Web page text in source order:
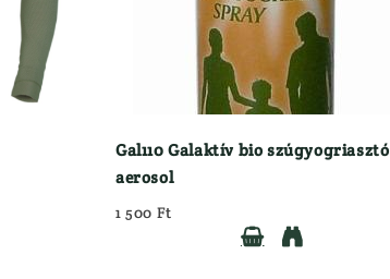
Gal110 Galaktív bio szúgyogriasztó
aerosol
1 500 Ft

